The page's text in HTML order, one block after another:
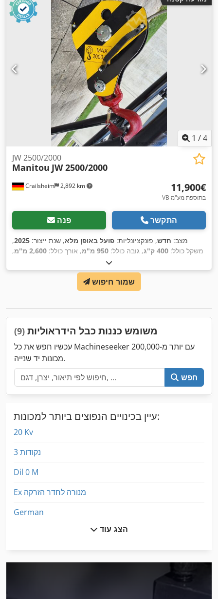
1 /4
Crailsheim 2,892 km
JW 2500/2000
Manitou JW 2500/2000
‏11,900 ‏€
VB בתוספת מע"מ
פנה התקשר
מצב: חדש, פונקציונליות: פועל באופן מלא, שנת ייצור: 2025
,
משקל כולל: 400 ק"ג , גובה כולל: 950 מ"מ , אורך כולל: 2,600 מ"מ
,
820 מ"מ
שמור חיפוש
משומש כננות כבל הידראוליות (9)
עכשיו חפש את כל Machineseeker עם יותר מ-200,000
מכונות יד שנייה.
חפש
עיין בכינויים הנפוצים ביותר למכונות:
20 Kv
3 נקודות
Dil 0 M
Ex מנורה לחדר הזרקה
German
הצג עוד